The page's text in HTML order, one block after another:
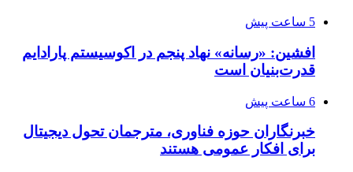
5 ساعت پیش
افشین: «رسانه» نهاد پنجم در اکوسیستم پارادایم
قدرت‌بنیان است
6 ساعت پیش
خبرنگاران حوزه فناوری، مترجمان تحول دیجیتال
برای افکار عمومی هستند